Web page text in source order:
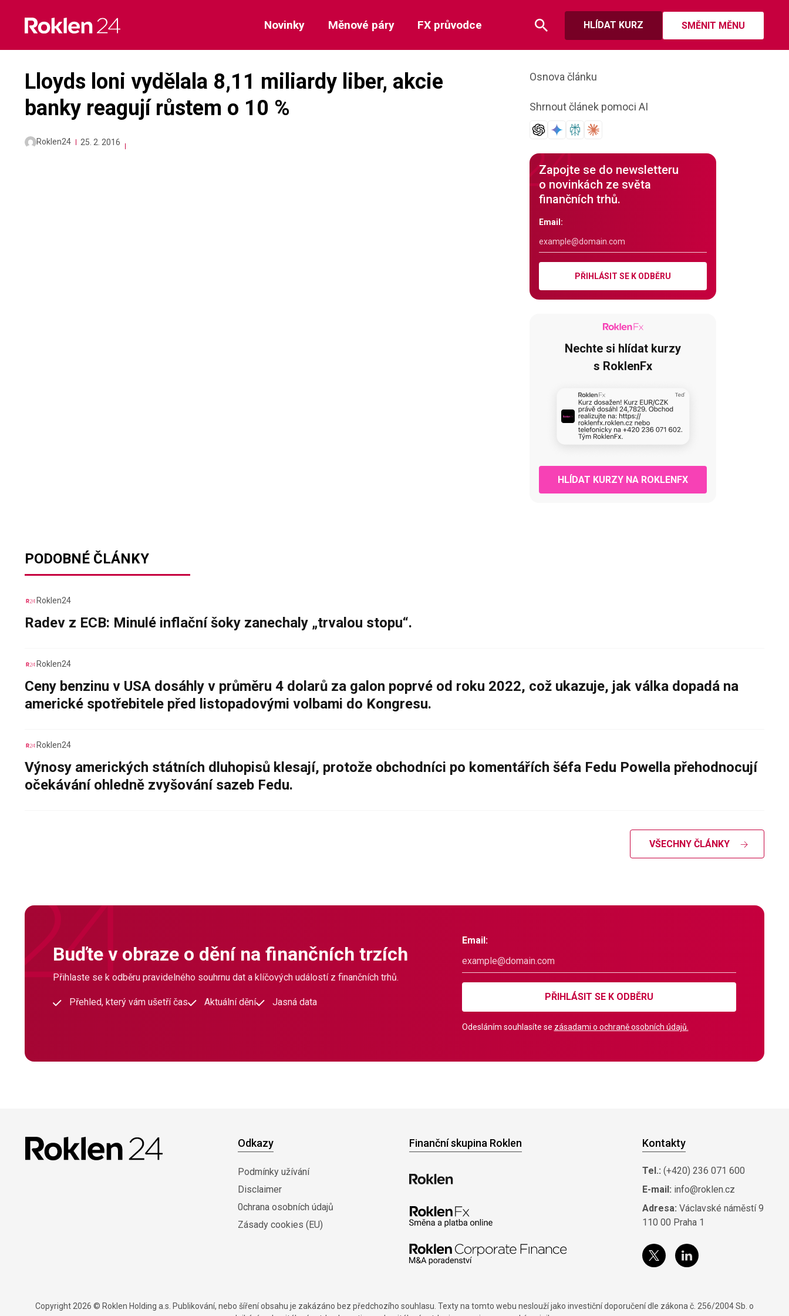
content
HLÍDAT KURZ SMĚNIT MĚNU
Novinky Měnové páry FX průvodce
Lloyds loni vydělala 8,11 miliardy liber, akcie
banky reagují růstem o 10 %
Roklen24 25. 2. 2016
Osnova článku
Shrnout článek pomoci AI
Zapojte se do newsletteru
o novinkách ze světa
finančních trhů.
Email:
PŘIHLÁSIT SE K ODBĚRU
Nechte si hlídat kurzy
s RoklenFx
HLÍDAT KURZY NA ROKLENFX
PODOBNÉ ČLÁNKY
Roklen24
Radev z ECB: Minulé inflační šoky zanechaly „trvalou stopu“.
Roklen24
Ceny benzinu v USA dosáhly v průměru 4 dolarů za galon poprvé od roku 2022, což ukazuje, jak válka dopadá na
americké spotřebitele před listopadovými volbami do Kongresu.
Roklen24
Výnosy amerických státních dluhopisů klesají, protože obchodníci po komentářích šéfa Fedu Powella přehodnocují
očekávání ohledně zvyšování sazeb Fedu.
VŠECHNY ČLÁNKY
Buďte v obraze o dění na finančních trzích
Přihlaste se k odběru pravidelného souhrnu dat a klíčových událostí z finančních trhů.
Přehled, který vám ušetří čas Aktuální dění Jasná data
Email:
PŘIHLÁSIT SE K ODBĚRU
Odesláním souhlasíte se zásadami o ochraně osobních údajů.
Odkazy
Podmínky užívání
Disclaimer
0chrana osobních údajů
Zásady cookies (EU)
Finanční skupina Roklen Kontakty
Tel.: (+420) 236 071 600
E-mail: info@roklen.cz
Adresa: Václavské náměstí 9
110 00 Praha 1
Copyright 2026 © Roklen Holding a.s. Publikování, nebo šíření obsahu je zakázáno bez předchozího souhlasu. Texty na tomto webu neslouží jako investiční doporučení dle zákona č. 256/2004 Sb. o